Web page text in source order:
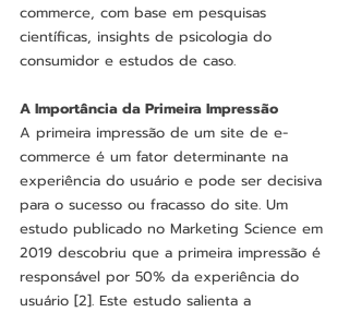
commerce, com base em pesquisas
científicas, insights de psicologia do
consumidor e estudos de caso.
A Importância da Primeira Impressão
A primeira impressão de um site de e-
commerce é um fator determinante na
experiência do usuário e pode ser decisiva
para o sucesso ou fracasso do site. Um
estudo publicado no Marketing Science em
2019 descobriu que a primeira impressão é
responsável por 50% da experiência do
usuário [2]. Este estudo salienta a